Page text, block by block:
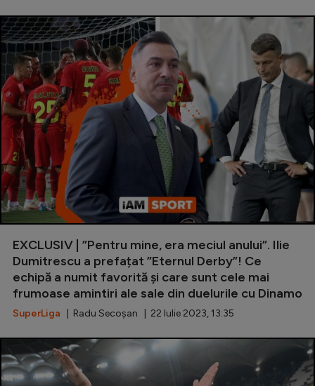
EXCLUSIV | ”Pentru mine, era meciul anului”. Ilie
Dumitrescu a prefațat ”Eternul Derby”! Ce
echipă a numit favorită și care sunt cele mai
frumoase amintiri ale sale din duelurile cu Dinamo
SuperLiga | Radu Secoșan | 22 Iulie 2023, 13:35